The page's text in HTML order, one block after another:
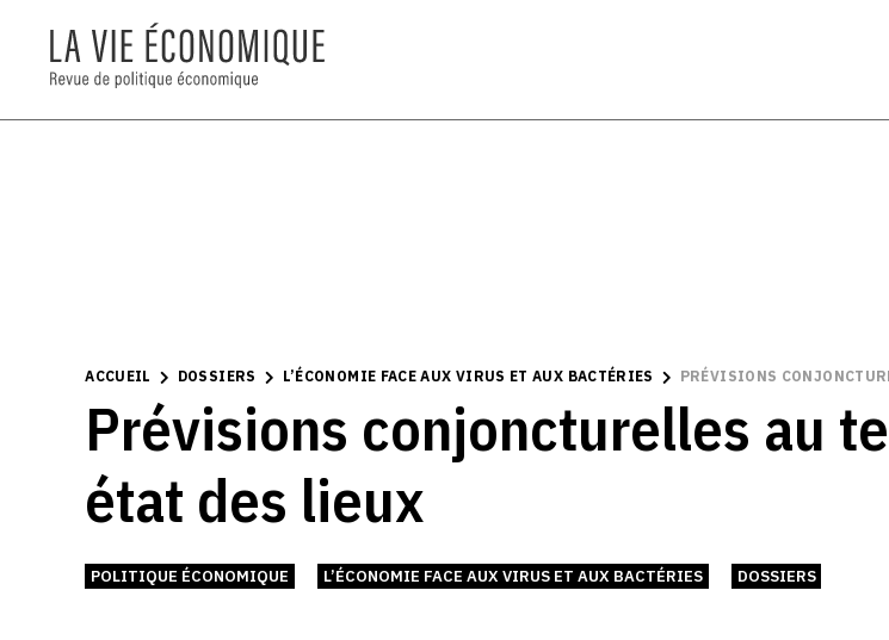
ACCUEIL DOSSIERS L’ÉCONOMIE FACE AUX VIRUS ET AUX BACTÉRIES PRÉVISIONS
Prévisions conjoncturelles au
état des lieux
POLITIQUE ÉCONOMIQUE L’ÉCONOMIE FACE AUX VIRUS ET AUX BACTÉRIES DOSSIERS